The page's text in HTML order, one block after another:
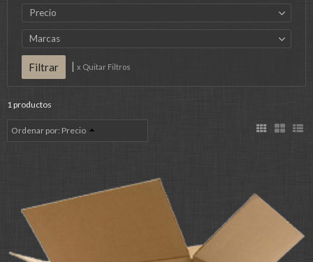
Precio
Marcas
| x Quitar Filtros
1 productos
Ordenar por: Precio